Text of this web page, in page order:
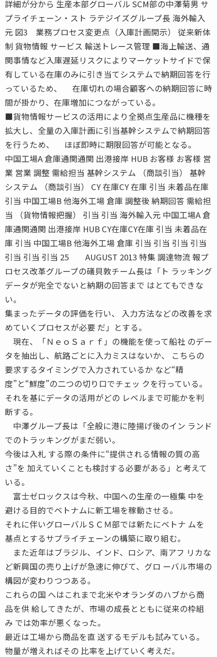
詳細が分から 生産本部グローバル SCM部の中澤菊男 サ
プライチェーン・スト ラテジイズグループ長 海外輸入
元 図3 業務プロセス変更点（入庫計画開示） 従来新体
制 貨物情報 サービス 輸送トレース管理 ■海上輸送、通
関事情など入庫遅延リスクによりマーケットサイドで保
有している在庫のみに引き当てシステムで納期回答を行
っているため、 在庫切れの場合顧客への納期回答に時
間が掛かり、在庫増加につながっている。
■貨物情報サービスの活用により全拠点生産品に機種を
拡大し、全量の入庫計画に引当基幹システムで納期回答
を行うため、 ほぼ即時に期限回答が可能となる。
中国工場A 倉庫通関通関 出港接岸 HUB お客様 お客様 営
業 営業 調整 需給担当 基幹システム （商談引当） 基幹
システム （商談引当） CY 在庫CY 在庫 引当 未着品在庫
引当 中国工場B 他海外工場 倉庫 調整後 納期回答 需給担
当 （貨物情報把握） 引当 引当 海外輸入元 中国工場A 倉
庫通関通関 出港接岸 HUB CY在庫CY在庫 引当 未着品在
庫 引当 中国工場B 他海外工場 倉庫 引当 引当 引当 引当
引当 引当 引当 25 AUGUST 2013 特集 調達物流 報プ
ロセス改革グループの礒貝敦チーム長は「ト ラッキング
データが完全でないと納期の回答まで はとてもできな
い。
集まったデータの評価を行い、 入力方法などの改善を求
めていくプロセスが必要 だ」とする。
現在、「ＮｅｏＳａｒｆ」の機能を使って船社 のデー
タを抽出し、航路ごとに入力ミスはないか、 こちらの
要求するタイミングで入力されているか など“精
度”と“鮮度”の二つの切り口でチェッ クを行っている。
それを基にデータの活用がどの レベルまで可能かを判
断する。
中澤グループ長は「全般に港に陸揚げ後のイン ランド
でのトラッキングがまだ弱い。
今後は入札 する際の条件に“提供される情報の質の高
さ”を 加えていくことも検討する必要がある」と考えて
いる。
富士ゼロックスは今秋、中国への生産の一極集 中を
避ける目的でベトナムに新工場を稼動させる。
それに伴いグローバルＳＣＭ部では新たにベトナ ムを
基点とするサプライチェーンの構築に取り組む。
また近年はブラジル、インド、ロシア、南アフ リカな
ど新興国の売り上げが急速に伸びて、グロ ーバル市場の
構図が変わりつつある。
これらの国 へはこれまで北米やオランダのハブから商
品を供 給してきたが、市場の成長とともに従来の枠組
み では効率が悪くなった。
最近は工場から商品を直 送するモデルも試みている。
物量が増えればその 比率を上げていく考えだ。